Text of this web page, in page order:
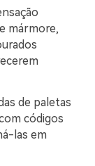
mármore,
de paletas
códigos
las em